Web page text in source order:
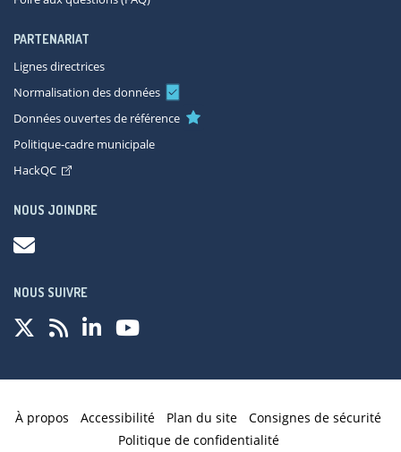
PARTENARIAT
Lignes directrices
Normalisation des données
Données ouvertes de référence
Politique-cadre municipale
HackQC
NOUS JOINDRE
NOUS SUIVRE
À propos Accessibilité Plan du site
Consignes de sécurité
Politique de confidentialité